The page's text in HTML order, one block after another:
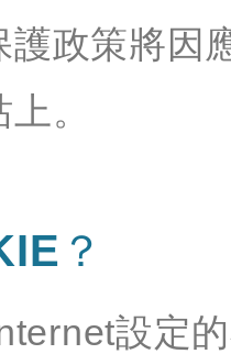
護政策將因
。
？
設定